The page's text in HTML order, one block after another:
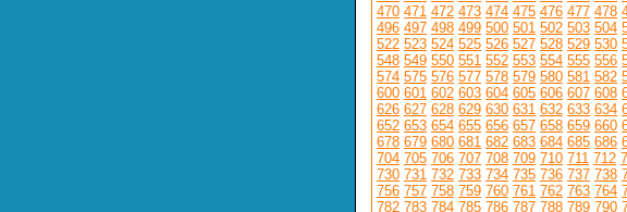
470 471 472 473 474 475 476 477 478
496 497 498 499 500 501 502 503 504
522 523 524 525 526 527 528 529 530
548 549 550 551 552 553 554 555 556
574 575 576 577 578 579 580 581 582
600 601 602 603 604 605 606 607 608
626 627 628 629 630 631 632 633 634
652 653 654 655 656 657 658 659 660
678 679 680 681 682 683 684 685 686
704 705 706 707 708 709 710 711 712
730 731 732 733 734 735 736 737 738
756 757 758 759 760 761 762 763 764
782 783 784 785 786 787 788 789 790